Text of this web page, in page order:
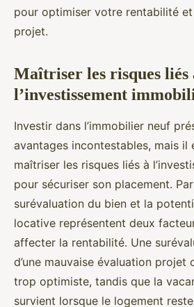
pour optimiser votre rentabilité
projet.
Maîtriser les risques liés
l’investissement
Investir dans l’immobilier neuf
avantages incontestables, mais il
maîtriser les risques liés à
pour sécuriser son placement.
surévaluation du bien et la
locative représentent deux
affecter la rentabilité. Une
d’une mauvaise évaluation projet
trop optimiste, tandis que la
survient lorsque le logement